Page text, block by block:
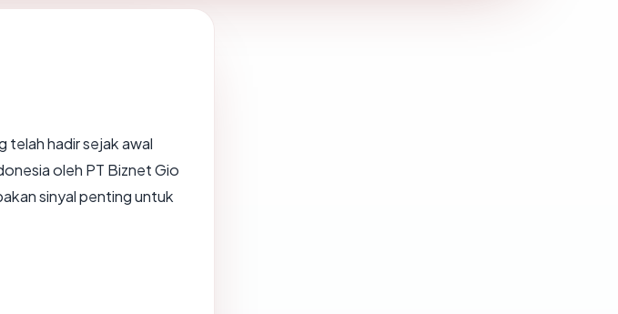
telah hadir sejak awal
oleh PT Biznet Gio
sinyal penting untuk